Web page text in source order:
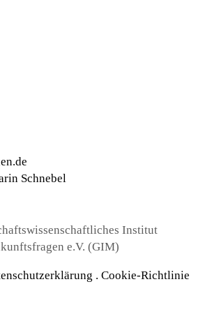
Schnebel
Institut
e.V. (GIM)
. Cookie-Richtlinie